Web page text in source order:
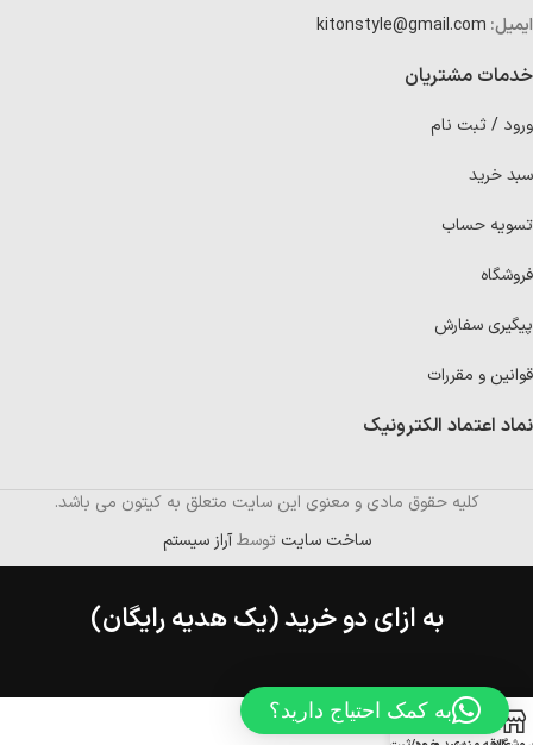
ایمیل: kitonstyle@gmail.com
خدمات مشتریان
ورود / ثبت نام
سبد خرید
تسویه حساب
فروشگاه
پیگیری سفارش
قوانین و مقررات
نماد اعتماد الکترونیک
کلیه حقوق مادی و معنوی این سایت متعلق به کیتون می باشد.
ساخت سایت توسطآراز سیستم
به ازای دو خرید (یک هدیه رایگان)
به کمک احتیاج دارید؟